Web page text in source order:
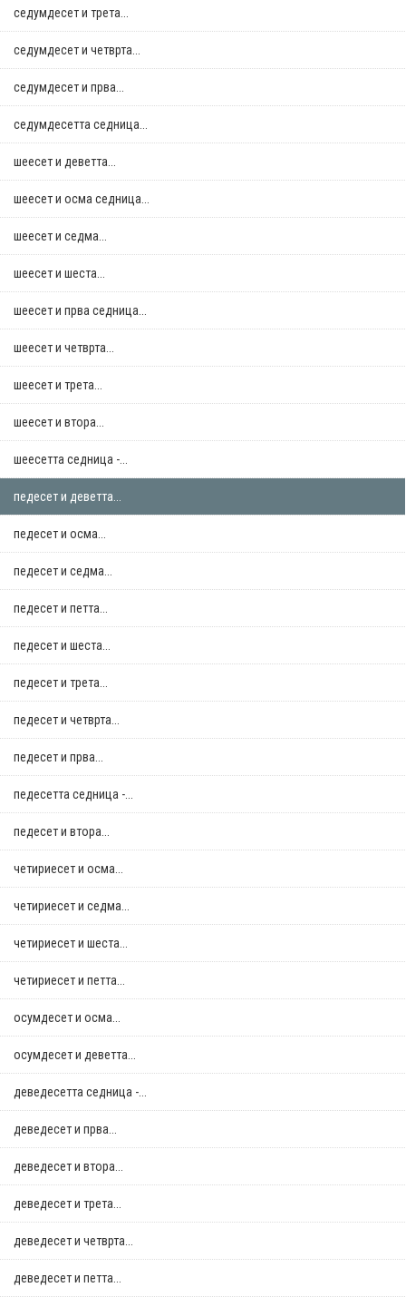
седумдесет и трета...
седумдесет и четврта...
седумдесет и прва...
седумдесетта седница...
шеесет и деветта...
шеесет и осма седница...
шеесет и седма...
шеесет и шеста...
шеесет и прва седница...
шеесет и четврта...
шеесет и трета...
шеесет и втора...
шеесетта седница -...
педесет и деветта...
педесет и осма...
педесет и седма...
педесет и петта...
педесет и шеста...
педесет и трета...
педесет и четврта...
педесет и прва...
педесетта седница -...
педесет и втора...
четириесет и осма...
четириесет и седма...
четириесет и шеста...
четириесет и петта...
осумдесет и осма...
осумдесет и деветта...
деведесетта седница -...
деведесет и прва...
деведесет и втора...
деведесет и трета...
деведесет и четврта...
деведесет и петта...